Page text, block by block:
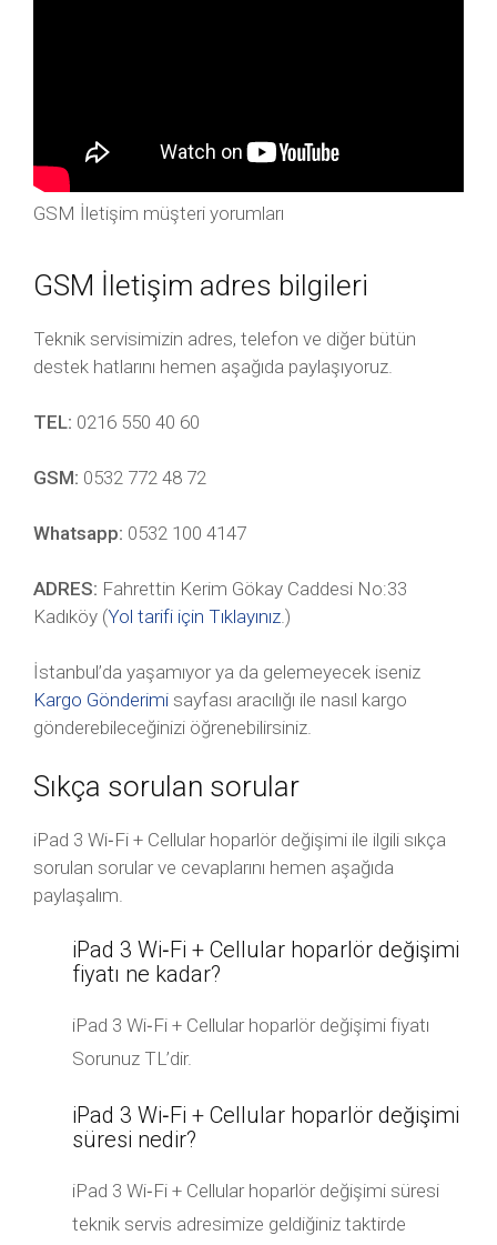
GSM İletişim müşteri yorumları
GSM İletişim adres bilgileri
Teknik servisimizin adres, telefon ve diğer bütün
destek hatlarını hemen aşağıda paylaşıyoruz.
TEL: 0216 550 40 60
GSM: 0532 772 48 72
Whatsapp: 0532 100 4147
ADRES: Fahrettin Kerim Gökay Caddesi No:33
Kadıköy (Yol tarifi için Tıklayınız.)
İstanbul’da yaşamıyor ya da gelemeyecek iseniz
Kargo Gönderimi sayfası aracılığı ile nasıl kargo
gönderebileceğinizi öğrenebilirsiniz.
Sıkça sorulan sorular
iPad 3 Wi‑Fi + Cellular hoparlör değişimi ile ilgili sıkça
sorulan sorular ve cevaplarını hemen aşağıda
paylaşalım.
iPad 3 Wi‑Fi + Cellular hoparlör değişimi
fiyatı ne kadar?
iPad 3 Wi‑Fi + Cellular hoparlör değişimi fiyatı
Sorunuz TL’dir.
iPad 3 Wi‑Fi + Cellular hoparlör değişimi
süresi nedir?
iPad 3 Wi‑Fi + Cellular hoparlör değişimi süresi
teknik servis adresimize geldiğiniz taktirde